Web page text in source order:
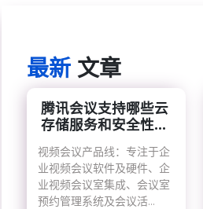
最新 文章
腾讯会议支持哪些云
存储服务和安全性...
视频会议产品线：专注于企
业视频会议软件及硬件、企
业视频会议室集成、会议室
预约管理系统及会议活...